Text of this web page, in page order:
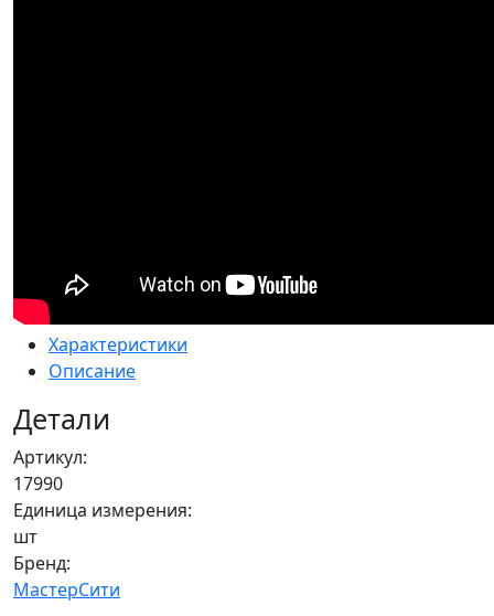
Характеристики
Описание
Детали
Артикул:
17990
Единица измерения:
шт
Бренд:
МастерСити